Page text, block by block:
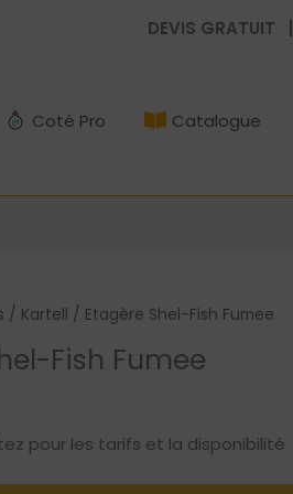
DEVIS GRATUIT |
Coté Pro Catalogue
/ Kartell / Etagère Shel-Fish Fumee
Fish Fumee
pour les tarifs et la disponibilité